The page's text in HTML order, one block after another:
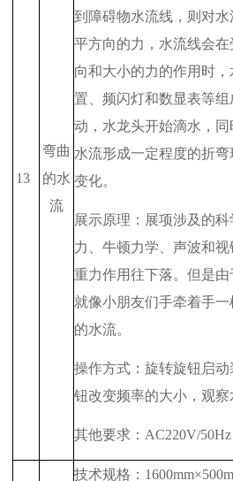
13
弯曲
的水
流
到障碍物水流线，则对
平方向的力，水流线会
向和大小的力的作用时
置、频闪灯和数显表等
动，水龙头开始滴水，
水流形成一定程度的折
变化。
展示原理：展项涉及的
力、牛顿力学、声波和
重力作用往下落。但是
就像小朋友们手牵着手
的水流。
操作方式：旋转旋钮启
钮改变频率的大小，观察
其他要求： AC220V/50Hz
技术规格： 1600mm×